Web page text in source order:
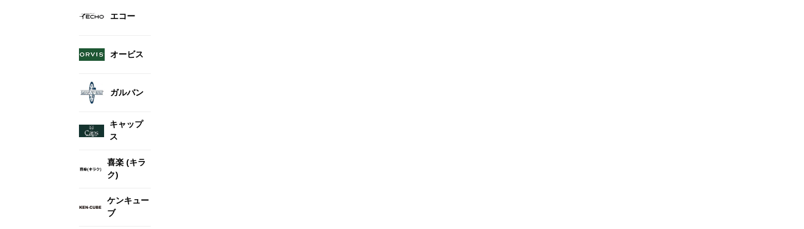
エコー
オービス
ガルバン
キャップ
ス
喜楽 (キラ
ク)
ケンキュー
ブ